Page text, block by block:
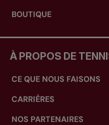
BOUTIQUE
À PROPOS DE
CE QUE NOUS FAISONS
CARRIÈRES
NOS PARTENAIRES